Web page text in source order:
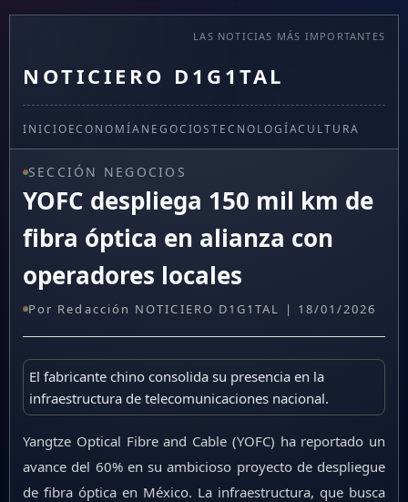
LAS NOTICIAS MÁS IMPORTANTES
NOTICIERO D1G1TAL
INICIOECONOMÍANEGOCIOSTECNOLOGÍACULTURA
SECCIÓN NEGOCIOS
YOFC despliega 150 mil km de
fibra óptica en alianza con
operadores locales
Por Redacción NOTICIERO D1G1TAL | 18/01/2026
El fabricante chino consolida su presencia en la
infraestructura de telecomunicaciones nacional.
Yangtze Optical Fibre and Cable (YOFC) ha reportado un
avance del 60% en su ambicioso proyecto de despliegue
de fibra óptica en México. La infraestructura, que busca